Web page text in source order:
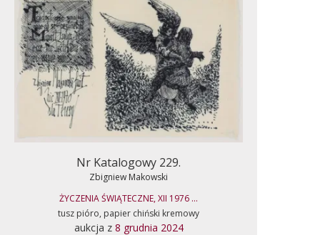
Nr Katalogowy 229.
Zbigniew Makowski
ŻYCZENIA ŚWIĄTECZNE, XII 1976 ...
tusz pióro, papier chiński kremowy
aukcja z 8 grudnia 2024